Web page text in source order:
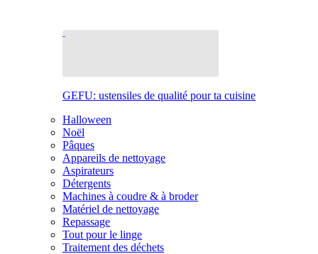
GEFU: ustensiles de qualité pour ta cuisine
Halloween
Noël
Pâques
Appareils de nettoyage
Aspirateurs
Détergents
Machines à coudre & à broder
Matériel de nettoyage
Repassage
Tout pour le linge
Traitement des déchets